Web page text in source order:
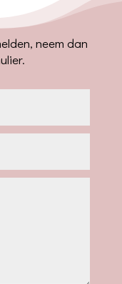
neem dan